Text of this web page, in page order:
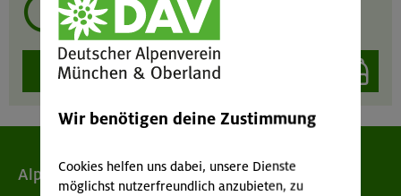
mehrmals ausleihen?
auswählen
Alpenverein
Wir benötigen deine Zustimmung
Cookies helfen uns dabei, unsere Dienste
möglichst nutzerfreundlich anzubieten, zu